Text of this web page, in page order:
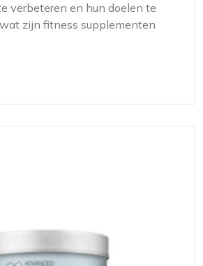
verbeteren en hun doelen te
zijn fitness supplementen